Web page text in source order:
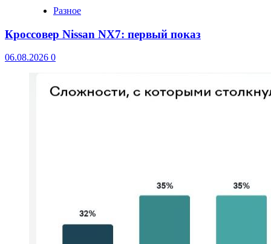
Разное
Кроссовер Nissan NX7: первый показ
06.08.2026 0